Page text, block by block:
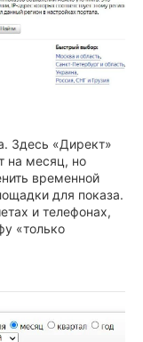
Здесь «Директ»
на месяц, но
временной
для показа.
и телефонах,
«только